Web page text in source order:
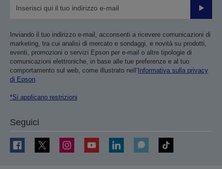
Invia
Inviando il tuo indirizzo e-mail, acconsenti a ricevere comunicazioni di
marketing, tra cui analisi di mercato e sondaggi, e novità su prodotti,
eventi, promozioni o servizi Epson per e-mail o altre tipologie di
comunicazioni elettroniche, in base alle tue preferenze e al tuo
comportamento sul web, come illustrato nell’ Informativa sulla privacy
di Epson.
*Si applicano restrizioni
Seguici